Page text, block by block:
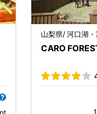
山梨県/ 河口湖
CARO